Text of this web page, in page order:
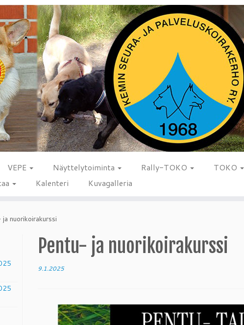
VEPE Näyttelytoiminta Rally-TOKO TOKO
Kalenteri Kuvagalleria
nuorikoirakurssi
Pentu- ja nuorikoirakurssi
9.1.2025